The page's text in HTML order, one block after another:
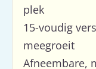
plek
15-voudig
meegroeit
Afneembare,